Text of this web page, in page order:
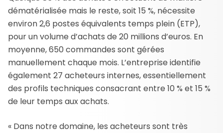
dématérialisée mais le reste, soit 15 %, nécessite
environ 2,6 postes équivalents temps plein (ETP),
pour un volume d’achats de 20 millions d’euros. En
moyenne, 650 commandes sont gérées
manuellement chaque mois. L’entreprise identifie
également 27 acheteurs internes, essentiellement
des profils techniques consacrant entre 10 % et 15 %
de leur temps aux achats.
« Dans notre domaine, les acheteurs sont très